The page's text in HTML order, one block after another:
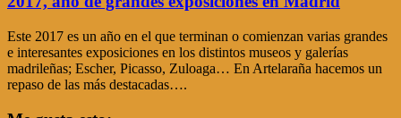
Este 2017 es un año en el que terminan o comienzan varias grandes
e interesantes exposiciones en los distintos museos y galerías
madrileñas; Escher, Picasso, Zuloaga… En Artelaraña hacemos un
repaso de las más destacadas….